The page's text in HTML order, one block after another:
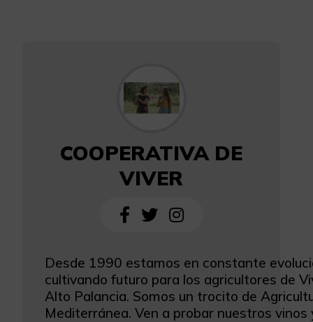
COOPERATIVA DE
VIVER
Desde 1990 estamos en constante
cultivando futuro para los agricultores de
Alto Palancia. Somos un trocito de
Mediterránea. Ven a probar nuestros vinos